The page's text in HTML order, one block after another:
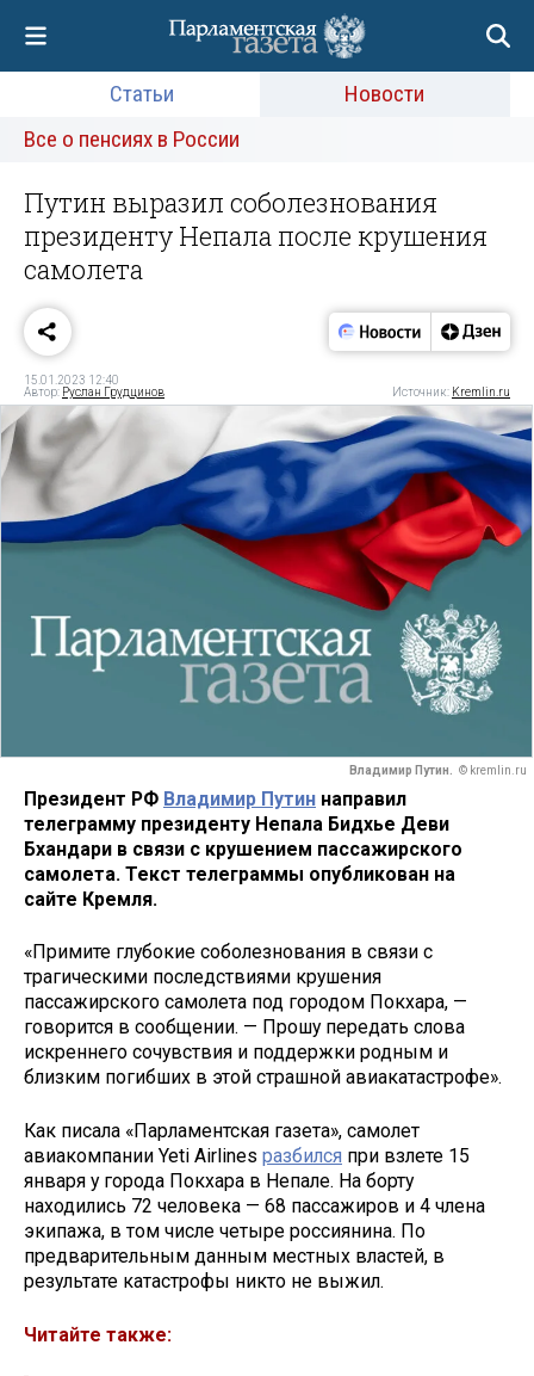
Статьи
Новости
Все о пенсиях в России
Путин выразил соболезнования
президенту Непала после крушения
самолета
15.01.2023 12:40
Автор: Руслан Грудцинов Источник: Kremlin.ru
Владимир Путин. © kremlin.ru
Президент РФ Владимир Путин направил
телеграмму президенту Непала Бидхье Деви
Бхандари в связи с крушением пассажирского
самолета. Текст телеграммы опубликован на
сайте Кремля.
«Примите глубокие соболезнования в связи с
трагическими последствиями крушения
пассажирского самолета под городом Покхара, —
говорится в сообщении. — Прошу передать слова
искреннего сочувствия и поддержки родным и
близким погибших в этой страшной авиакатастрофе».
Как писала «Парламентская газета», самолет
авиакомпании Yeti Airlines разбился при взлете 15
января у города Покхара в Непале. На борту
находились 72 человека — 68 пассажиров и 4 члена
экипажа, в том числе четыре россиянина. По
предварительным данным местных властей, в
результате катастрофы никто не выжил.
Читайте также: